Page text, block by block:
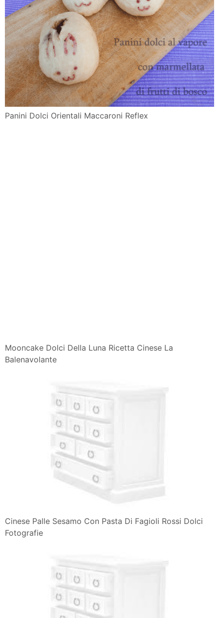
Panini Dolci Orientali Maccaroni Reflex
Mooncake Dolci Della Luna Ricetta Cinese La
Balenavolante
Cinese Palle Sesamo Con Pasta Di Fagioli Rossi Dolci
Fotografie